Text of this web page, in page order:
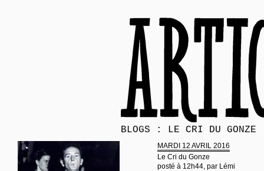
BLOGS : LE CRI DU GONZE
MARDI 12 AVRIL 2016
Le Cri du Gonze
posté à 12h44, par Lémi